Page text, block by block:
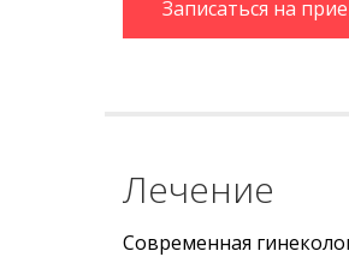
Записаться на
Лечение
Современная